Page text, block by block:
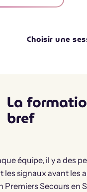
La
bref
équipe, il y a des
les signaux avant les
Premiers Secours en
Choisir une